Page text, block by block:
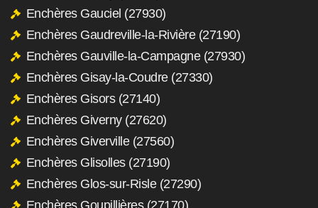
Enchères Gauciel (27930)
Enchères Gaudreville-la-Rivière (27190)
Enchères Gauville-la-Campagne (27930)
Enchères Gisay-la-Coudre (27330)
Enchères Gisors (27140)
Enchères Giverny (27620)
Enchères Giverville (27560)
Enchères Glisolles (27190)
Enchères Glos-sur-Risle (27290)
Enchères Goupillières (27170)